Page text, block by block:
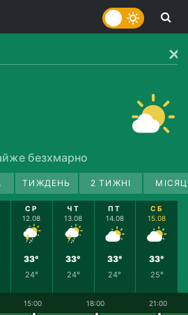
безхмарно
ТИЖДЕНЬ 2 ТИЖНІ
СР
12.08
33°
24°
ЧТ
13.08
33°
24°
ПТ
14.08
33°
24°
СБ
15.08
33°
25°
15:00 18:00 21:00